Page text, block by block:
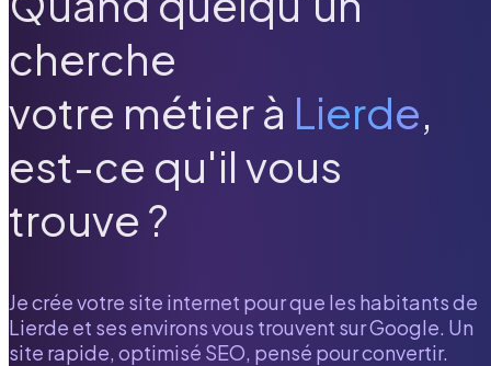
cherche
votre métier à Lierde,
est-ce qu'il vous
trouve ?
Je crée votre site internet pour que les habitants de
Lierde et ses environs vous trouvent sur Google. Un
site rapide, optimisé SEO, pensé pour convertir.